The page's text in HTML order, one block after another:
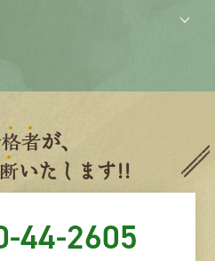
格者が、
断いたします!!
44-2605